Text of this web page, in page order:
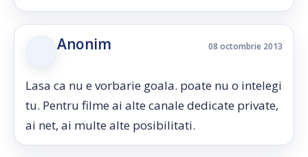
Anonim 08 octombrie 2013
Lasa ca nu e vorbarie goala. poate nu o intelegi
tu. Pentru filme ai alte canale dedicate private,
ai net, ai multe alte posibilitati.